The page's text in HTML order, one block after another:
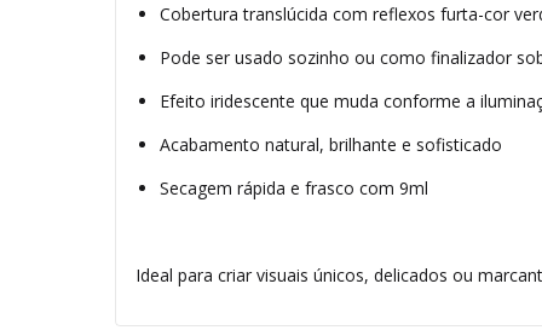
Cobertura translúcida com reflexos furta-cor
Pode ser usado sozinho ou como finalizador
Efeito iridescente que muda conforme a
Acabamento natural, brilhante e sofisticado
Secagem rápida e frasco com 9ml
Ideal para criar visuais únicos, delicados ou